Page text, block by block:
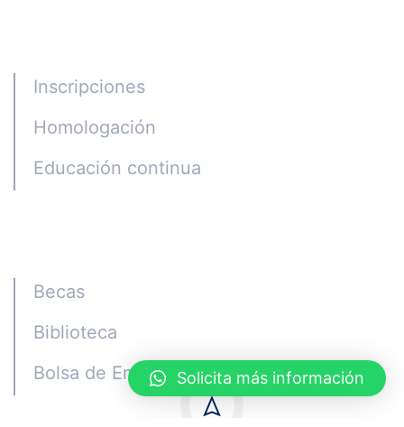
Inscripciones
Homologación
Educación continua
Becas
Biblioteca
Bolsa de Empleo
Solicita más información